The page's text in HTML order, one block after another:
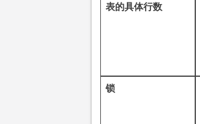
表的具体行数
锁